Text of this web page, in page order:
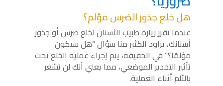
هل خلع جذور الضرس مؤلم؟
عندما تقرر زيارة طبيب الأسنان لخلع ضرس أو جذور
أسنانك، يراود الكثير منا سؤال “هل سيكون
مؤلمًا؟” في الحقيقة، يتم إجراء عملية الخلع تحت
تأثير التخدير الموضعي، مما يعني أنك لن تشعر
بالألم أثناء العملية.